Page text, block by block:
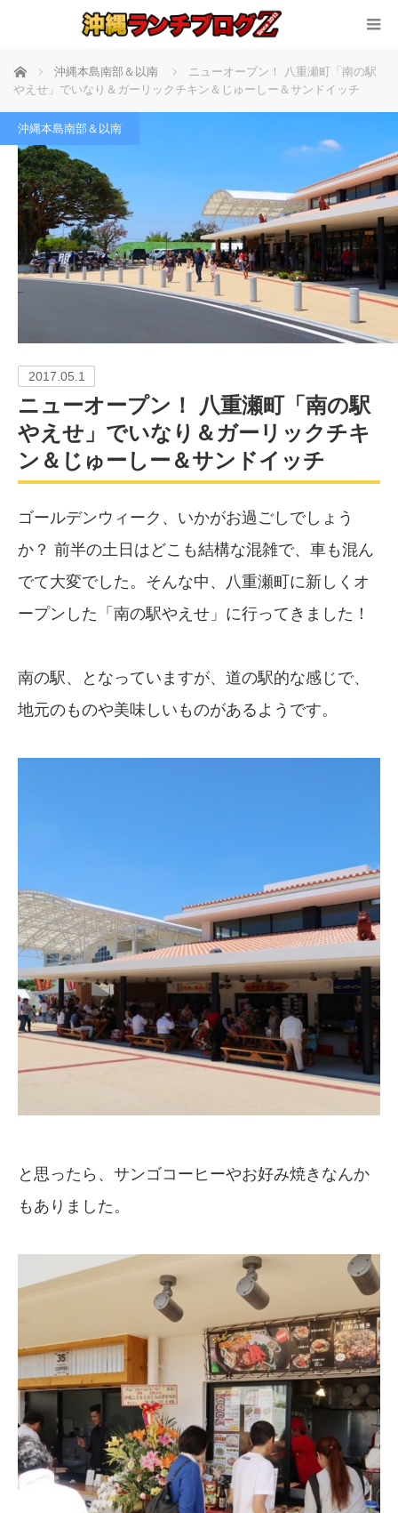
ホーム 沖縄本島南部＆以南
ニューオープン！ 八重瀬町「南の駅
やえせ」でいなり＆ガーリックチキン＆じゅーしー＆サンドイッチ
沖縄本島南部＆以南
2017.05.1
ニューオープン！ 八重瀬町「南の駅
やえせ」でいなり＆ガーリックチキ
ン＆じゅーしー＆サンドイッチ
ゴールデンウィーク、いかがお過ごしでしょう
か？ 前半の土日はどこも結構な混雑で、車も混ん
でて大変でした。そんな中、八重瀬町に新しくオ
ープンした「南の駅やえせ」に行ってきました！
南の駅、となっていますが、道の駅的な感じで、
地元のものや美味しいものがあるようです。
と思ったら、サンゴコーヒーやお好み焼きなんか
もありました。